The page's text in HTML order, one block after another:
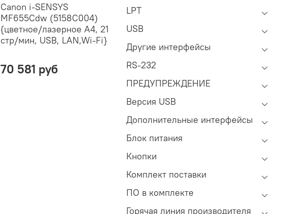
Canon i-SENSYS
MF655Cdw (5158C004)
{цветное/лазерное A4, 21
стр/мин, USB, LAN,Wi-Fi}
70 581 руб
LPT
USB
Другие интерфейсы
RS-232
ПРЕДУПРЕЖДЕНИЕ
Версия USB
Дополнительные интерфейсы
Блок питания
Кнопки
Комплект поставки
ПО в комплекте
Горячая линия производителя